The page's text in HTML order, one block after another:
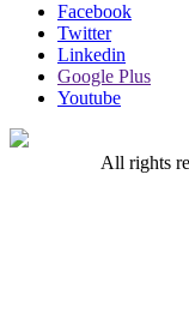
Facebook
Twitter
Linkedin
Google Plus
Youtube
All rights